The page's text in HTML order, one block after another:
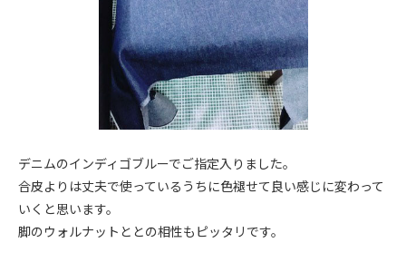
デニムのインディゴブルーでご指定入りました。
合皮よりは丈夫で使っているうちに色褪せて良い感じに変わって
いくと思います。
脚のウォルナットととの相性もピッタリです。